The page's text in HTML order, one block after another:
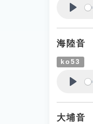
海陸音
ko53
大埔音